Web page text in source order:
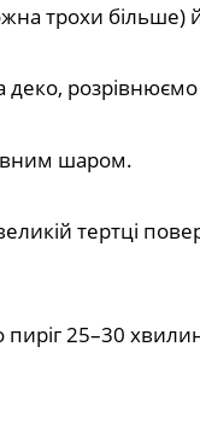
трохи
шаром.
тертці
пиріг 25–30